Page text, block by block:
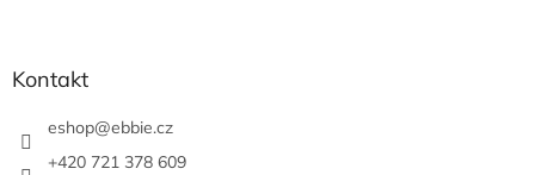
Kontakt
eshop@ebbie.cz
+420 721 378 609